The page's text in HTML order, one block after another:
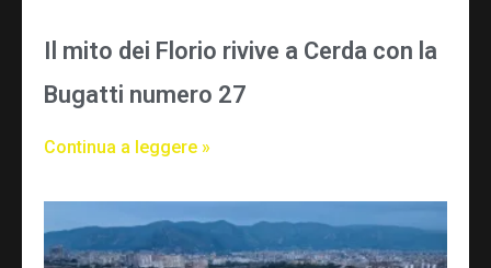
Il mito dei Florio rivive a Cerda con la
Bugatti numero 27
Continua a leggere »